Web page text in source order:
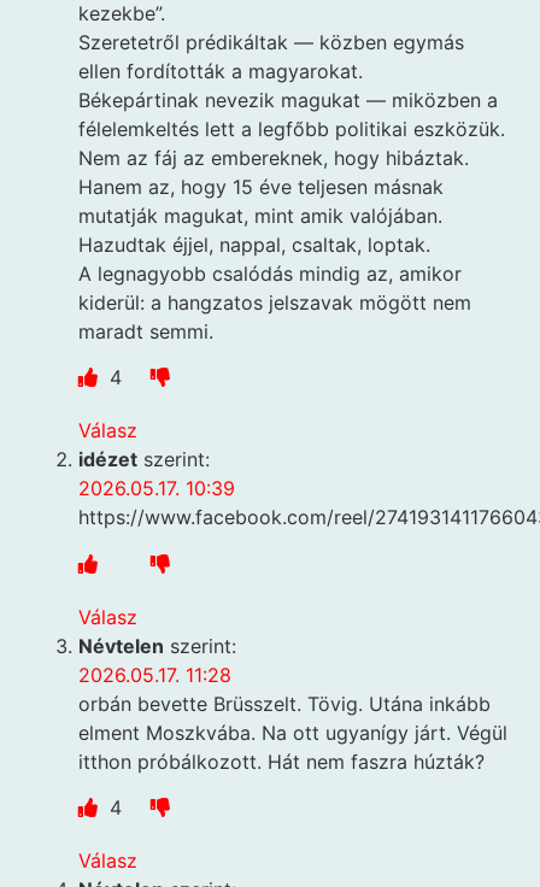
kezekbe”.
Szeretetről prédikáltak — közben egymás
ellen fordították a magyarokat.
Békepártinak nevezik magukat — miközben a
félelemkeltés lett a legfőbb politikai eszközük.
Nem az fáj az embereknek, hogy hibáztak.
Hanem az, hogy 15 éve teljesen másnak
mutatják magukat, mint amik valójában.
Hazudtak éjjel, nappal, csaltak, loptak.
A legnagyobb csalódás mindig az, amikor
kiderül: a hangzatos jelszavak mögött nem
maradt semmi.
4
Válasz
idézet szerint:
2026.05.17. 10:39
https://www.facebook.com/reel/
Válasz
Névtelen szerint:
2026.05.17. 11:28
orbán bevette Brüsszelt. Tövig. Utána inkább
elment Moszkvába. Na ott ugyanígy járt. Végül
itthon próbálkozott. Hát nem faszra húzták?
4
Válasz